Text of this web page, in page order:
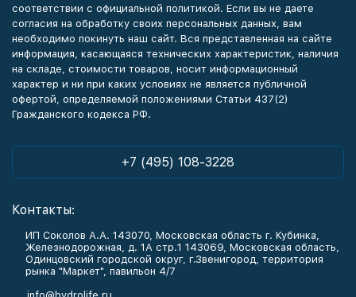
соответствии с официальной политикой. Если вы не даете
согласия на обработку своих персональных данных, вам
необходимо покинуть наш сайт. Вся представленная на сайте
информация, касающаяся технических характеристик, наличия
на складе, стоимости товаров, носит информационный
характер и ни при каких условиях не является публичной
офертой, определяемой положениями Статьи 437(2)
Гражданского кодекса РФ.
+7 (495) 108-3228
Контакты:
ИП Соколов А.А. 143070, Московская область г. Кубинка,
Железнодорожная, д. 1А стр.1 143069, Московская область,
Одинцовский городской округ, г.Звенигород, территория
рынка "Маркет", павильон 4/7